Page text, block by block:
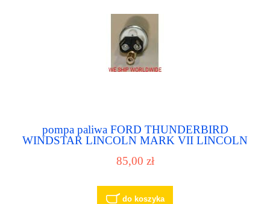
pompa paliwa FORD THUNDERBIRD
WINDSTAR LINCOLN MARK VII LINCOLN
MARQUIS
85,00 zł
do koszyka